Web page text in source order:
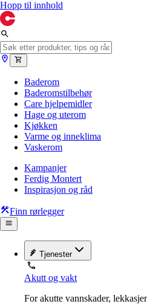
Hopp til innhold
Baderom
Baderomstilbehør
Care hjelpemidler
Hage og uterom
Kjøkken
Varme og inneklima
Vaskerom
Kampanjer
Ferdig Montert
Inspirasjon og råd
Finn rørlegger
Tjenester
Akutt og vakt
For akutte vannskader,